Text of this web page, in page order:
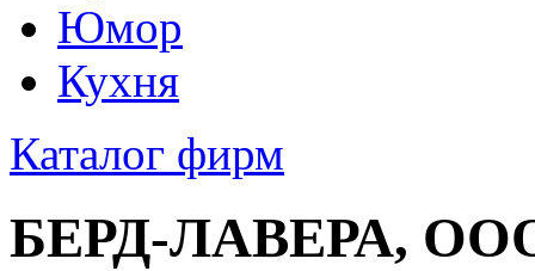
Юмор
Кухня
Каталог фирм
БЕРД-ЛАВЕРА,